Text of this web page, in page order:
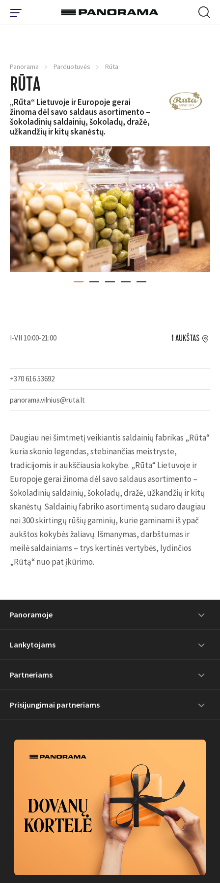
Panorama Parduotuvės Rūta
RŪTA
„Rūta“ Lietuvoje ir Europoje gerai
žinoma dėl savo saldaus asortimento –
šokoladinių saldainių, šokoladų, dražė,
užkandžių ir kitų skanėstų.
I-VII 10:00-21:00
+370 616 53692
panorama.vilnius@ruta.lt
1 AUKŠTAS
Daugiau nei šimtmetį veikiantis saldainių fabrikas „Rūta“
kuria skonio legendas, stebinančias meistryste,
tradicijomis ir aukščiausia kokybe. „Rūta“ Lietuvoje ir
Europoje gerai žinoma dėl savo saldaus asortimento –
šokoladinių saldainių, šokoladų, dražė, užkandžių ir kitų
skanėstų. Saldainių fabriko asortimentą sudaro daugiau
nei 300 skirtingų rūšių gaminių, kurie gaminami iš ypač
aukštos kokybės žaliavų. Išmanymas, darbštumas ir
meilė saldainiams – trys kertinės vertybės, lydinčios
„Rūtą“ nuo pat įkūrimo.
Panoramoje
Lankytojams
Partneriams
Prisijungimai partneriams